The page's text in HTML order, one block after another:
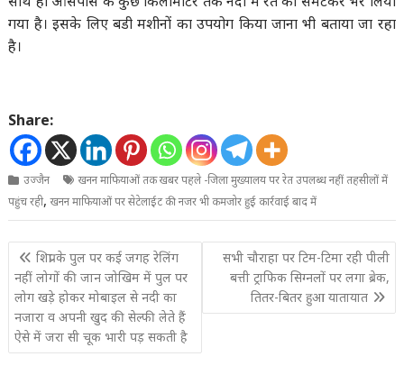
गया है। इसके लिए बडी मशीनों का उपयोग किया जाना भी बताया जा रहा
है।
Share:
उज्जैन
खनन माफियाओं तक खबर पहले -जिला मुख्यालय पर रेत उपलब्ध नहीं तहसीलों में
पहुंच रही,खनन माफियाओं पर सेटेलाईट की नजर भी कमजोर हुई कार्रवाई बाद में
Post
navigation
शिप्रा के पुल पर कई जगह रेलिंग
नहीं लोगों की जान जोखिम में पुल पर
लोग खड़े होकर मोबाइल से नदी का
नजारा व अपनी खुद की सेल्फी लेते हैं
ऐसे में जरा सी चूक भारी पड़ सकती है
सभी चौराहा पर टिम-टिमा रही पीली
बत्ती ट्राफिक सिग्नलों पर लगा ब्रेक,
तितर-बितर हुआ यातायात